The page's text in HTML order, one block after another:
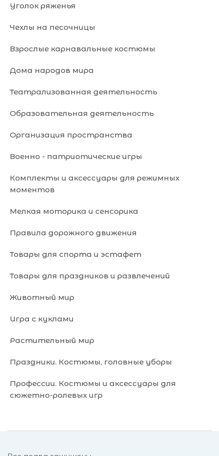
Уголок ряженья
Чехлы на песочницы
Взрослые карнавальные костюмы
Дома народов мира
Театрализованная деятельность
Образовательная деятельность
Организация пространства
Военно - патриотические игры
Комплекты и аксессуары для режимных
моментов
Мелкая моторика и сенсорика
Правила дорожного движения
Товары для спорта и эстафет
Товары для праздников и развлечений
Животный мир
Игра с куклами
Растительный мир
Праздники. Костюмы, головные уборы
Профессии. Костюмы и аксессуары для
сюжетно-ролевых игр